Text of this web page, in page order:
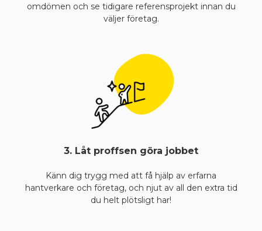
omdömen och se tidigare referensprojekt innan du
väljer företag.
3. Låt proffsen göra jobbet
Känn dig trygg med att få hjälp av erfarna
hantverkare och företag, och njut av all den extra tid
du helt plötsligt har!